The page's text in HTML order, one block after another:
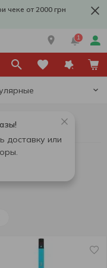
чеке от 2000 грн
1
доставку или
Без тм